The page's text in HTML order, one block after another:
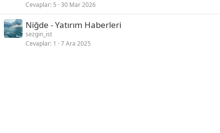
Cevaplar 5 30 Mar 2026
Niğde - Yatırım Haberleri
sezgin_ist
Cevaplar 1 7 Ara 2025